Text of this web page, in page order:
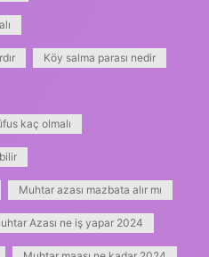
Köy salma parası nedir
kaç olmalı
Muhtar azası mazbata alır mı
Azası ne iş yapar 2024